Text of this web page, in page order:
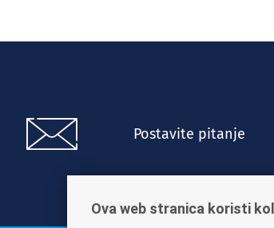
Postavite pitanje
Ova web stranica koristi